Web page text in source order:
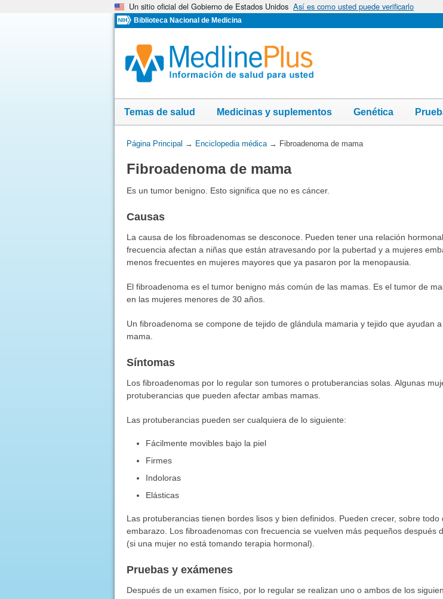
Un sitio oficial del Gobierno de Estados Unidos Así es como usted puede verificarlo
Biblioteca Nacional de Medicina
Temas de salud Medicinas y suplementos Genética
Usted
aquí:
Página Principal → Enciclopedia médica→ Fibroadenoma de mama
Fibroadenoma de mama
Es un tumor benigno. Esto significa que no es cáncer.
Causas
La causa de los fibroadenomas se desconoce. Pueden tener una relación
frecuencia afectan a niñas que están atravesando por la pubertad y a mujeres
menos frecuentes en mujeres mayores que ya pasaron por la menopausia.
El fibroadenoma es el tumor benigno más común de las mamas. Es el tumor de
en las mujeres menores de 30 años.
Un fibroadenoma se compone de tejido de glándula mamaria y tejido que ayudan
mama.
Síntomas
Los fibroadenomas por lo regular son tumores o protuberancias solas. Algunas
protuberancias que pueden afectar ambas mamas.
Las protuberancias pueden ser cualquiera de lo siguiente:
Fácilmente movibles bajo la piel
Firmes
Indoloras
Elásticas
Las protuberancias tienen bordes lisos y bien definidos. Pueden crecer, sobre todo
embarazo. Los fibroadenomas con frecuencia se vuelven más pequeños después
(si una mujer no está tomando terapia hormonal).
Pruebas y exámenes
Después de un examen físico, por lo regular se realizan uno o ambos de los